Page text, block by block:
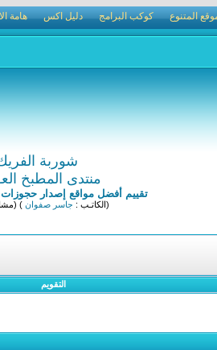
المتنوع كوكب البرامج دليل اكس هامة
شوربة
منتدى المطبخ
تقييم أفضل مواقع إصدار حجوزات
(الكاتـب : جاسر صفوان )
التقويم